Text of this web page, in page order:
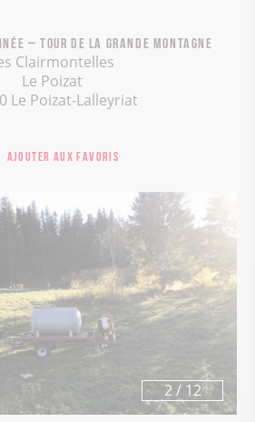
– Tour de la Grande Montagne
Clairmontelles
Le Poizat
Le Poizat-Lalleyriat
Ajouter aux favoris
3 / 12